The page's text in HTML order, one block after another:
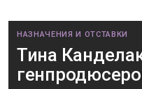
НАЗНАЧЕНИЯ И ОТСТАВКИ
Тина